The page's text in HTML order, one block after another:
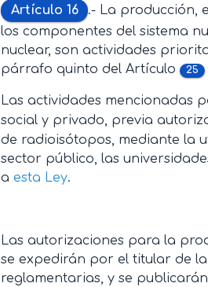
Artículo 16
.- La producción,
los componentes del sistema
nuclear, son actividades
párrafo quinto del Artículo 25
Las actividades mencionadas
social y privado, previa
de radioisótopos, mediante la
sector público, las
aesta Ley.
Las autorizaciones para la
se expedirán por el titular de
reglamentarias, y se